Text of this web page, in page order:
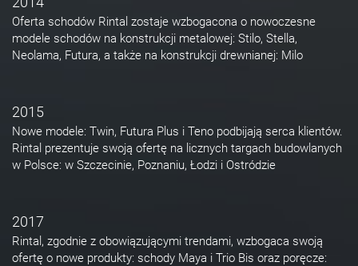
Oferta schodów Rintal zostaje wzbogacona o nowoczesne
modele schodów na konstrukcji metalowej: Stilo, Stella,
Neolama, Futura, a także na konstrukcji drewnianej: Milo
2015
Nowe modele: Twin, Futura Plus i Teno podbijają serca klientów.
Rintal prezentuje swoją ofertę na licznych targach budowlanych
w Polsce: w Szczecinie, Poznaniu, Łodzi i Ostródzie
2017
Rintal, zgodnie z obowiązującymi trendami, wzbogaca swoją
ofertę o nowe produkty: schody Maya i Trio Bis oraz poręcze: